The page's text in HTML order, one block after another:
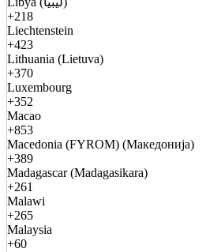
+218
Liechtenstein
+423
Lithuania (Lietuva)
+370
Luxembourg
+352
Macao
+853
Macedonia (FYROM) (Македонија)
+389
Madagascar (Madagasikara)
+261
Malawi
+265
Malaysia
+60